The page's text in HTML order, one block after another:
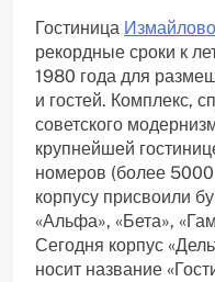
Гостиница Измайлово
рекордные сроки к
1980 года для
и гостей. Комплекс,
советского
крупнейшей
номеров (более
корпусу присвоили
«Альфа», «Бета»,
Сегодня корпус
носит название